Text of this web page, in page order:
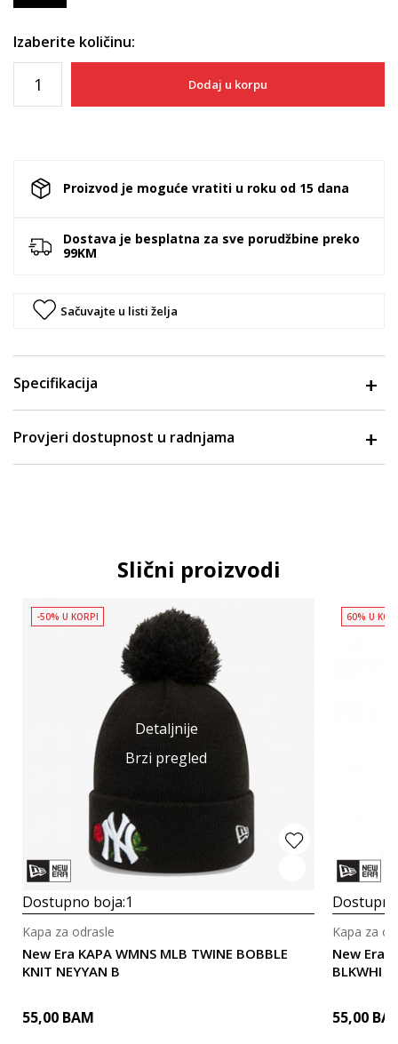
Izaberite količinu:
Dodaj u korpu
Proizvod je moguće vratiti u roku od 15 dana
Dostava je besplatna za sve porudžbine preko
99KM
Sačuvajte u listi želja
Specifikacija
Provjeri dostupnost u radnjama
Slični proizvodi
Detaljnije
Brzi pregled
-50% U KORPI
Dostupno boja:1
New Era KAPA WMNS MLB TWINE BOBBLE
KNIT NEYYAN B
Kapa za odrasle
55,00 BAM
60% U
New Era
BLKWHI
Kapa za
55,00